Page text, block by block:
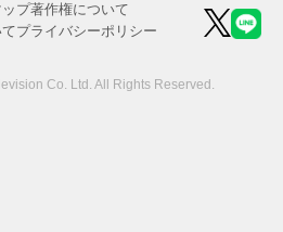
プ著作権について
プライバシーポリシー
Co. Ltd. All Rights Reserved.